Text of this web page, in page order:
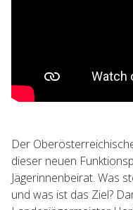
Der
dieser neuen
Jägerinnenbeirat. Was
und was ist das Ziel?